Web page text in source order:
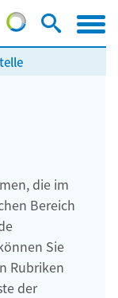
die im
Bereich
Sie
Rubriken
der